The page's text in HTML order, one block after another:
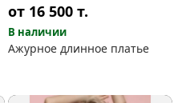
от 16 500т.
В наличии
Ажурное длинное платье